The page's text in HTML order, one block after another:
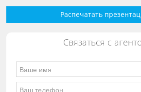
Распечатать
Связаться с